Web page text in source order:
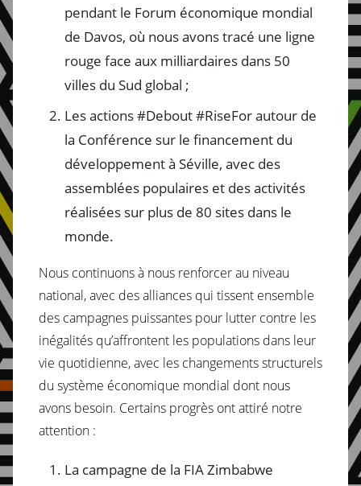
pendant le Forum économique mondial
de Davos, où nous avons tracé une ligne
rouge face aux milliardaires dans 50
villes du Sud global ;
Les actions #Debout #RiseFor autour de
la Conférence sur le financement du
développement à Séville, avec des
assemblées populaires et des activités
réalisées sur plus de 80 sites dans le
monde.
Nous continuons à nous renforcer au niveau
national, avec des alliances qui tissent ensemble
des campagnes puissantes pour lutter contre les
inégalités qu’affrontent les populations dans leur
vie quotidienne, avec les changements structurels
du système économique mondial dont nous
avons besoin. Certains progrès ont attiré notre
attention :
La campagne de la FIA Zimbabwe